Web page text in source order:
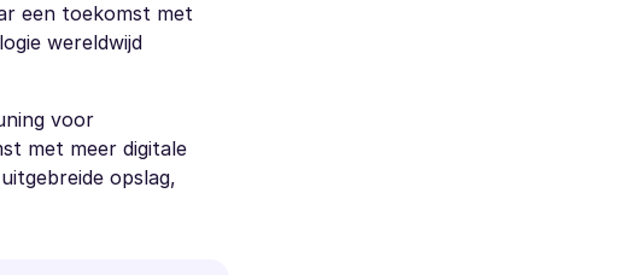
een toekomst met
wereldwijd
voor
met meer digitale
opslag,